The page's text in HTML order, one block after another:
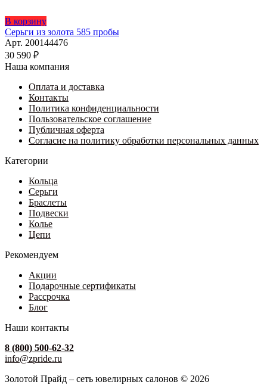
В корзину
Серьги из золота 585 пробы
Арт. 200144476
30 590 ₽
Наша компания
Оплата и доставка
Контакты
Политика конфиденциальности
Пользовательское соглашение
Публичная оферта
Согласие на политику обработки персональных данных
Категории
Кольца
Серьги
Браслеты
Подвески
Колье
Цепи
Рекомендуем
Акции
Подарочные сертификаты
Рассрочка
Блог
Наши контакты
8 (800) 500-62-32
info@zpride.ru
Золотой Прайд – сеть ювелирных салонов © 2026